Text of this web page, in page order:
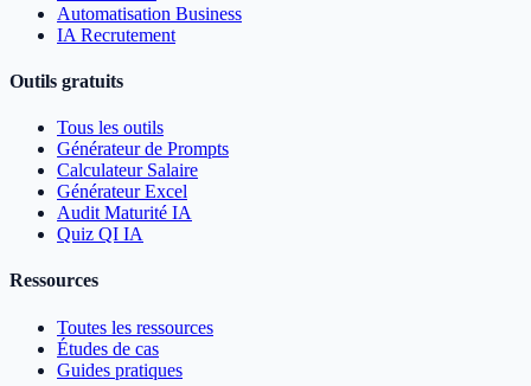
Automatisation Business
IA Recrutement
Outils gratuits
Tous les outils
Générateur de Prompts
Calculateur Salaire
Générateur Excel
Audit Maturité IA
Quiz QI IA
Ressources
Toutes les ressources
Études de cas
Guides pratiques